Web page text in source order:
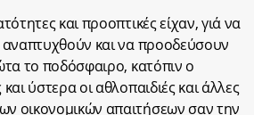
και προοπτικές είχαν, γιά να
αναπτυχθούν και να προοδεύσουν
το ποδόσφαιρο, κατόπιν ο
ύστερα οι αθλοπαιδιές και άλλες
οικονομικών απαιτήσεων σαν την